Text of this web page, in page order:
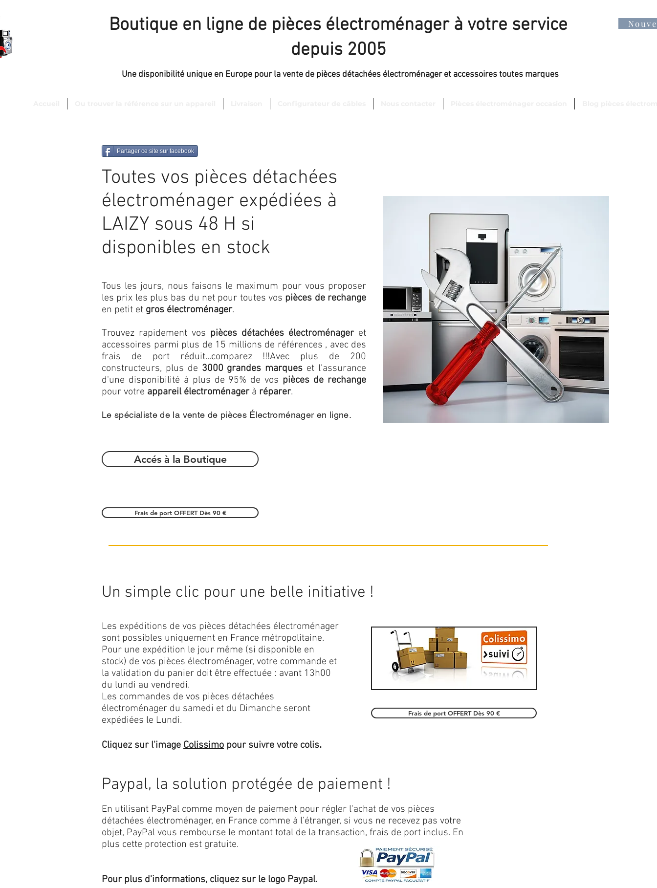
Boutique en ligne de pièces électroménager à votre service
depuis 2005
Une disponibilité unique en Europe pour la vente de pièces détachées électroménager et accessoires toutes marques
Partager ce site sur facebook
Toutes vos pièces détachées
électroménager expédiées à
LAIZY sous 48 H si
disponibles en stock
Accés à la Boutique
Tous les jours, nous faisons le maximum pour vous proposer
les prix les plus bas du net pour toutes vos pièces de rechange
en petit et gros électroménager.
Trouvez rapidement vos pièces détachées électroménageret
accessoires parmi plus de 15 millions de références , avec des
frais de port réduit...comparez !!!Avec plus de 200
constructeurs, plus de 3000 grandes marques et l'assurance
d'une disponibilité à plus de 95% de vos pièces de rechange
pour votre appareil électroménagerà réparer.
Le spécialiste de la vente de pièces Électroménager en ligne.
Frais de port OFFERT Dès 90 €
Un simple clic pour une belle initiative !
Les expéditions de vos pièces détachées électroménager
sont possibles uniquement en France métropolitaine.
Pour une expédition le jour même (si disponible en
stock) de vos pièces électroménager, votre commande et
la validation du panier doit être effectuée : avant 13h00
du lundi au vendredi.
Les commandes de vos pièces détachées
électroménager du samedi et du Dimanche seront
expédiées le Lundi.
Cliquez sur l'image Colissimo pour suivre votre colis.
Frais de port OFFERT Dès 90 €
Paypal, la solution protégée de paiement !
En utilisant PayPal comme moyen de paiement pour régler l'achat de vos pièces
détachées électroménager, en France comme à l’étranger, si vous ne recevez pas votre
objet, PayPal vous rembourse le montant total de la transaction, frais de port inclus. En
plus cette protection est gratuite.
Pour plus d'informations, cliquez sur le logo Paypal.